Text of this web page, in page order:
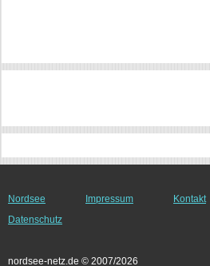
Nordsee Impressum Kontakt
Datenschutz
nordsee-netz.de © 2007/2026